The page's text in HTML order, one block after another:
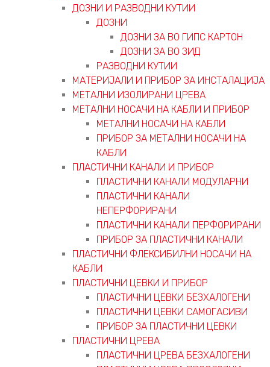
ДОЗНИ И РАЗВОДНИ КУТИИ
ДОЗНИ
ДОЗНИ ЗА ВО ГИПС КАРТОН
ДОЗНИ ЗА ВО ЗИД
РАЗВОДНИ КУТИИ
МАТЕРИЈАЛИ И ПРИБОР ЗА ИНСТАЛАЦИЈА
МЕТАЛНИ ИЗОЛИРАНИ ЦРЕВА
МЕТАЛНИ НОСАЧИ НА КАБЛИ И ПРИБОР
МЕТАЛНИ НОСАЧИ НА КАБЛИ
ПРИБОР ЗА МЕТАЛНИ НОСАЧИ НА
КАБЛИ
ПЛАСТИЧНИ КАНАЛИ И ПРИБОР
ПЛАСТИЧНИ КАНАЛИ МОДУЛАРНИ
ПЛАСТИЧНИ КАНАЛИ
НЕПЕРФОРИРАНИ
ПЛАСТИЧНИ КАНАЛИ ПЕРФОРИРАНИ
ПРИБОР ЗА ПЛАСТИЧНИ КАНАЛИ
ПЛАСТИЧНИ ФЛЕКСИБИЛНИ НОСАЧИ НА
КАБЛИ
ПЛАСТИЧНИ ЦЕВКИ И ПРИБОР
ПЛАСТИЧНИ ЦЕВКИ БЕЗХАЛОГЕНИ
ПЛАСТИЧНИ ЦЕВКИ САМОГАСИВИ
ПРИБОР ЗА ПЛАСТИЧНИ ЦЕВКИ
ПЛАСТИЧНИ ЦРЕВА
ПЛАСТИЧНИ ЦРЕВА БЕЗХАЛОГЕНИ